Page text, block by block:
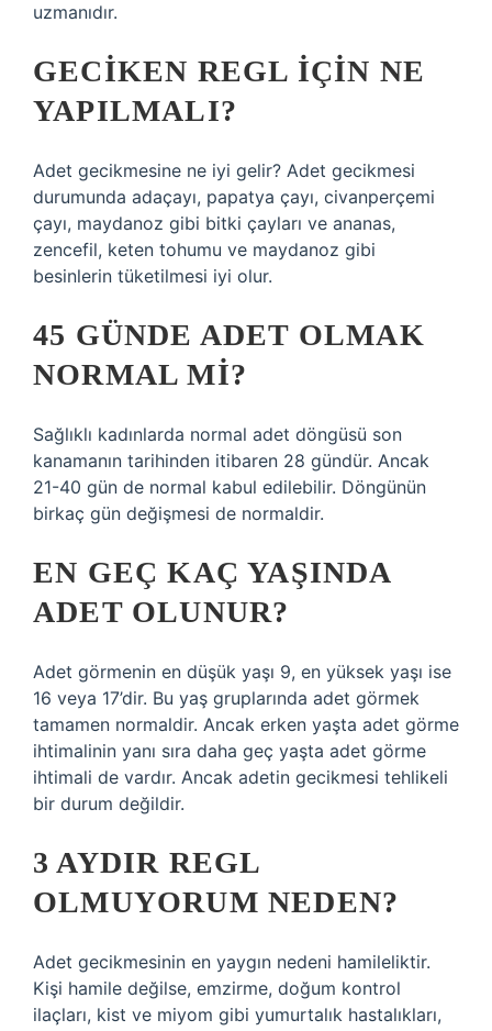
uzmanıdır.
GECIKEN REGL IÇIN NE
YAPILMALI?
Adet gecikmesine ne iyi gelir? Adet gecikmesi
durumunda adaçayı, papatya çayı, civanperçemi
çayı, maydanoz gibi bitki çayları ve ananas,
zencefil, keten tohumu ve maydanoz gibi
besinlerin tüketilmesi iyi olur.
45 GÜNDE ADET OLMAK
NORMAL MI?
Sağlıklı kadınlarda normal adet döngüsü son
kanamanın tarihinden itibaren 28 gündür. Ancak
21-40 gün de normal kabul edilebilir. Döngünün
birkaç gün değişmesi de normaldir.
EN GEÇ KAÇ YAŞINDA
ADET OLUNUR?
Adet görmenin en düşük yaşı 9, en yüksek yaşı ise
16 veya 17’dir. Bu yaş gruplarında adet görmek
tamamen normaldir. Ancak erken yaşta adet görme
ihtimalinin yanı sıra daha geç yaşta adet görme
ihtimali de vardır. Ancak adetin gecikmesi tehlikeli
bir durum değildir.
3 AYDIR REGL
OLMUYORUM NEDEN?
Adet gecikmesinin en yaygın nedeni hamileliktir.
Kişi hamile değilse, emzirme, doğum kontrol
ilaçları, kist ve miyom gibi yumurtalık hastalıkları,